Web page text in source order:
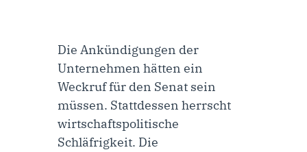
Die Ankündigungen der
Unternehmen hätten ein
Weckruf für den Senat sein
müssen. Stattdessen herrscht
wirtschaftspolitische
Schläfrigkeit. Die